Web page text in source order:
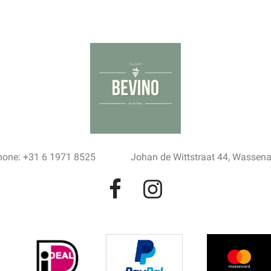
+31 6 1971 8525 Johan de Wittstraat 44,